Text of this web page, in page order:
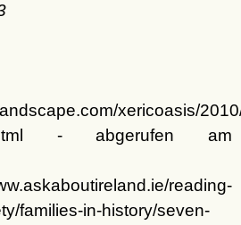
xericoasis/
- abgerufen am
reading-
families-in-history/seven-